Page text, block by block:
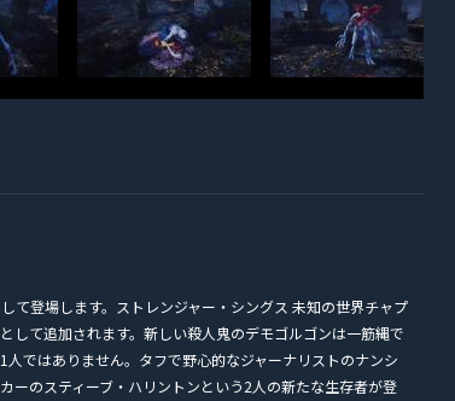
て登場します。ストレンジャー・シングス 未知の世界チャプ
して追加されます。新しい殺人鬼のデモゴルゴンは一筋縄で
ではありません。タフで野心的なジャーナリストのナンシ
ーのスティーブ・ハリントンという2人の新たな生存者が登